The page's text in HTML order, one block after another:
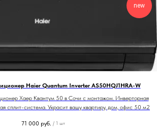
new
Haier Quantum Inverter AS50HQJ1HRA-W
Хаер Квантум 50 в Сочи с монтажом. Инверторная
сплит-система. Украсит вашу квартиру, дом, офис 50 м2
71 000 руб. / 1 шт